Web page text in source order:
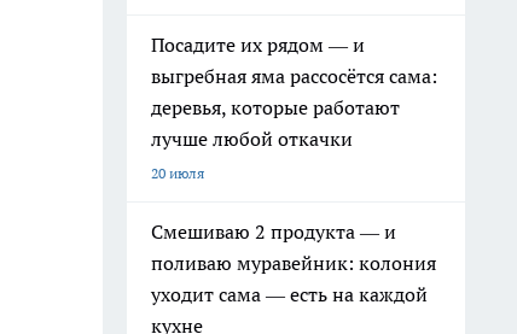
Посадите их рядом — и
выгребная яма рассосётся сама:
деревья, которые работают
лучше любой откачки
20 июля
Смешиваю 2 продукта — и
поливаю муравейник: колония
уходит сама — есть на каждой
кухне